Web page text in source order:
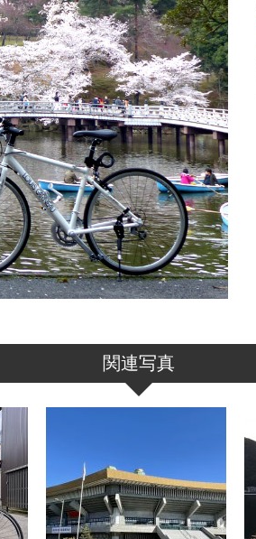
関連写真